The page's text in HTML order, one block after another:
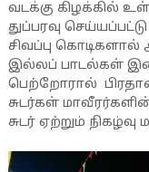
வடக்கு கிழக்கில்
துப்பரவு
சிவப்பு கொடிகளால்
இல்லப் பாடல்கள்
பெற்றோரால்
சுடர்கள்
சுடர் ஏற்றும்